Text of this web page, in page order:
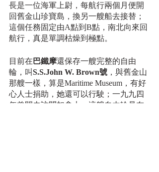
長是一位海軍上尉，每航行兩個月便開
回舊金山珍寶島，換另一艘船去接替；
這個任務固定由A點到B點，南北向來回
航行，真是單調枯燥到極點。
目前在 巴鐵摩還保存一艘完整的自由
輪，叫S.S.John W. Brown號 ，與舊金山
那艘一樣，算是Maritime Museum，有好
心人士捐助，她還可以行駛；一九九四
年曾開去訪問加拿大。這艘自由輪是在